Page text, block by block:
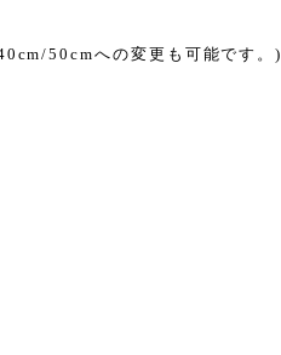
50cmへの変更も可能です。)